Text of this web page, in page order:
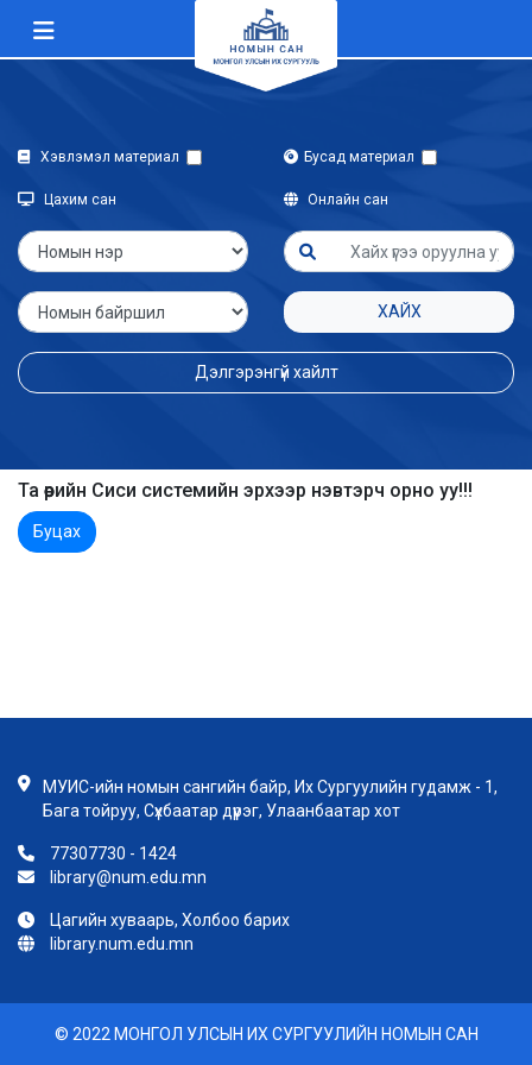
Хэвлэмэл материал Бусад материал
Цахим сан Онлайн сан
ХАЙХ
Дэлгэрэнгүй хайлт
Та өөрийн Сиси системийн эрхээр нэвтэрч орно уу!!!
Буцах
МУИС-ийн номын сангийн байр, Их Сургуулийн гудамж - 1,
Бага тойруу, Сүхбаатар дүүрэг, Улаанбаатар хот
77307730 - 1424
library@num.edu.mn
Цагийн хуваарь, Холбоо барих
library.num.edu.mn
© 2022 МОНГОЛ УЛСЫН ИХ СУРГУУЛИЙН НОМЫН САН